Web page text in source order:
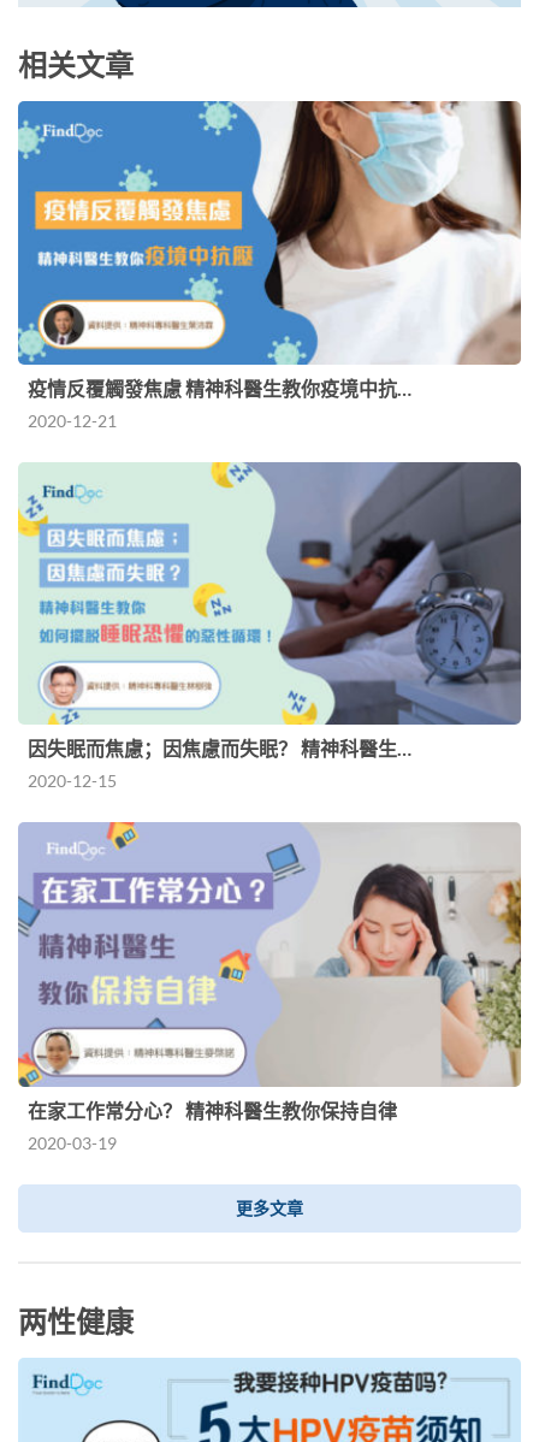
相关文章
疫情反覆觸發焦慮 精神科醫生教你疫境中抗…
2020-12-21
因失眠而焦慮；因焦慮而失眠？ 精神科醫生…
2020-12-15
在家工作常分心？ 精神科醫生教你保持自律
2020-03-19
更多文章
两性健康